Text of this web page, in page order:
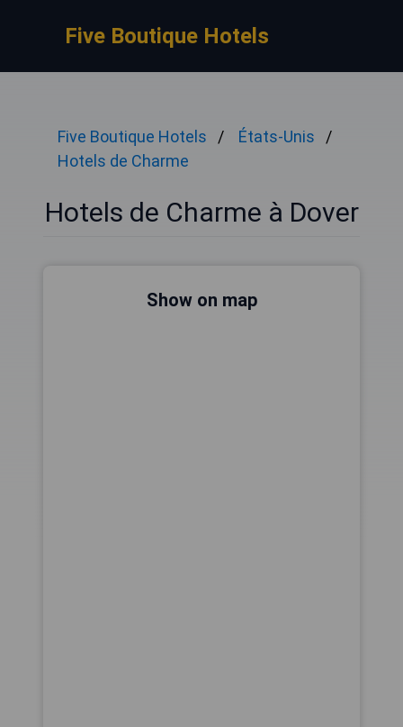
Five Boutique Hotels
Five Boutique Hotels
États-Unis
Hotels de Charme
Hotels de Charme à Dover
Show on map